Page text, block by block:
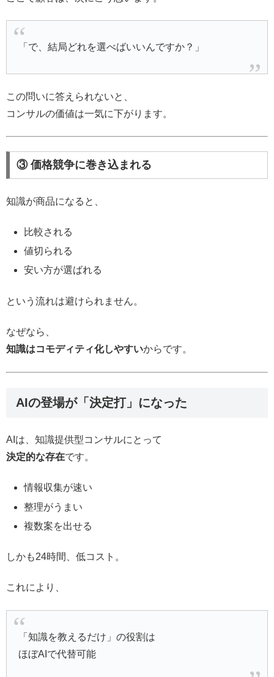
「で、結局どれを選べばいいんですか？」
この問いに答えられないと、
コンサルの価値は一気に下がります。
③ 価格競争に巻き込まれる
知識が商品になると、
比較される
値切られる
安い方が選ばれる
という流れは避けられません。
なぜなら、
知識はコモディティ化しやすいからです。
AIの登場が「決定打」になった
AIは、知識提供型コンサルにとって
決定的な存在です。
情報収集が速い
整理がうまい
複数案を出せる
しかも24時間、低コスト。
これにより、
「知識を教えるだけ」の役割は
ほぼAIで代替可能